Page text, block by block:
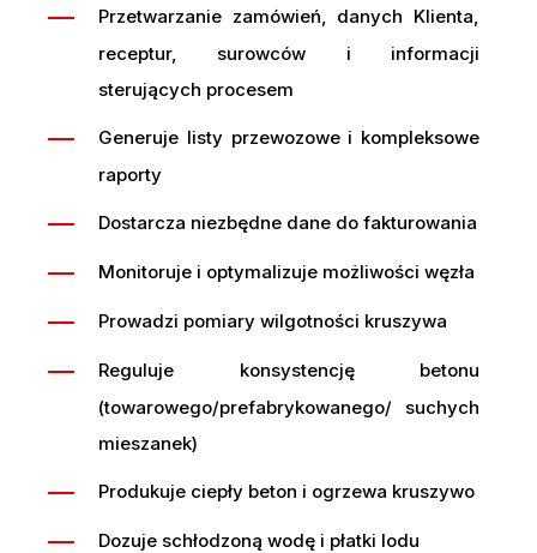
Przetwarzanie zamówień, danych Klienta,
receptur, surowców i informacji
sterujących procesem
Generuje listy przewozowe i kompleksowe
raporty
Dostarcza niezbędne dane do fakturowania
Monitoruje i optymalizuje możliwości węzła
Prowadzi pomiary wilgotności kruszywa
Reguluje konsystencję betonu
(towarowego/prefabrykowanego/ suchych
mieszanek)
Produkuje ciepły beton i ogrzewa kruszywo
Dozuje schłodzoną wodę i płatki lodu